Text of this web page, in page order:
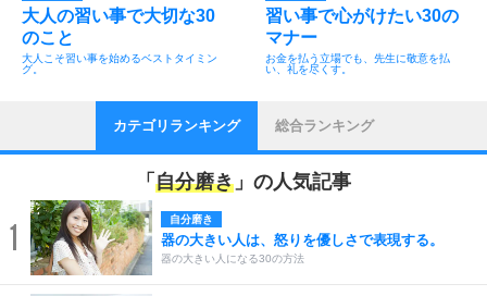
大人の習い事で大切な30
のこと
大人こそ習い事を始めるベストタイミン
グ。
習い事で心がけたい30の
マナー
お金を払う立場でも、先生に敬意を払
い、礼を尽くす。
カテゴリランキング 総合ランキング
「 自分磨き 」の人気記事
1 自分磨き
器の大きい人は、怒りを優しさで表現する。
器の大きい人になる30の方法